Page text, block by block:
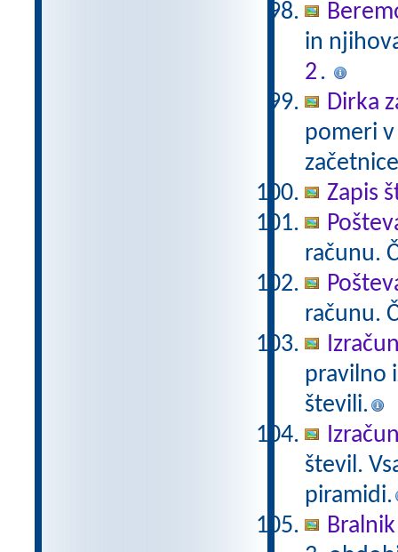
in
2.
Dirka
pomeri
Zapis
računu.
računu.
pravilno
števili.
števil.
piramidi.